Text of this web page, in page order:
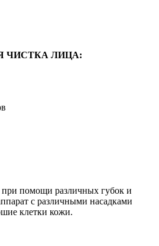
ЧИСТКА ЛИЦА:
помощи различных губок и
с различными насадками
клетки кожи.